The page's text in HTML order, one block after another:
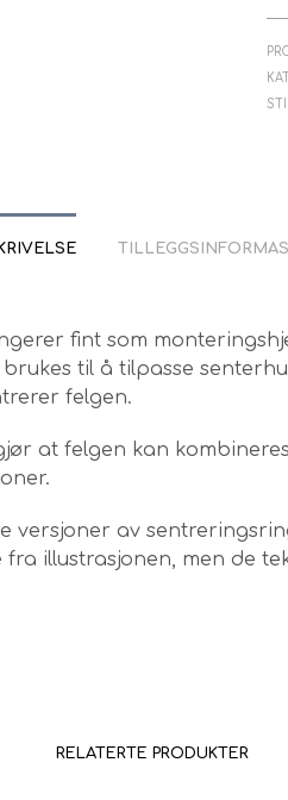
fint som
brukes til å tilpasse
felgen.
at felgen kan
versjoner av
fra illustrasjonen, men de
RELATERTE PRODUKTER